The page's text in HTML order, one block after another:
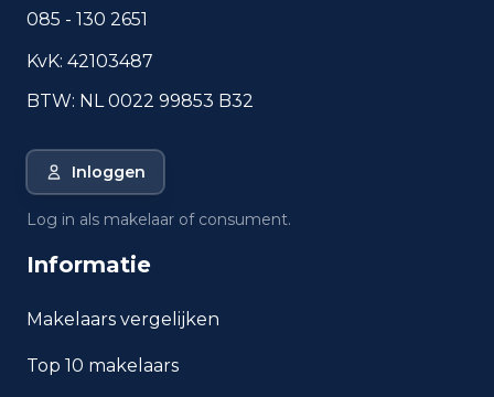
Korte antwoorden op basis van actuele
vergelijking van de woonomgeving.
Heerhugowaard?
waarde in Heerhugowaard?
inkomen per inwoner in
Heerhugowaard?
085 - 130 2651
KvK: 42103487
BTW: NL 0022 99853 B32
Inloggen
Log in als makelaar of consument.
Informatie
Makelaars vergelijken
Top 10 makelaars